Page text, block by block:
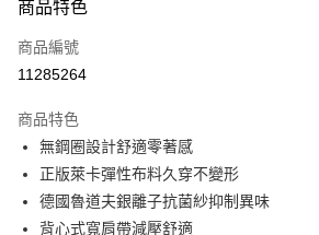
萊爾富取貨付款
付款後萊爾富取貨
每筆NT$60，滿NT$1,000(含以上)免運費
7-11取貨付款
商品特色
商品編號
11285264
商品特色
無鋼圈設計舒適零著感
正版萊卡彈性布料久穿不變形
德國魯道夫銀離子抗菌紗抑制異味
背心式寬肩帶減壓舒適